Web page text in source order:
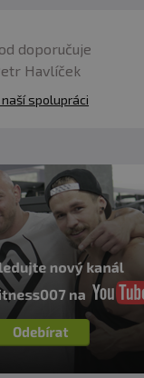
doporučuje
Havlíček
naší spolupráci